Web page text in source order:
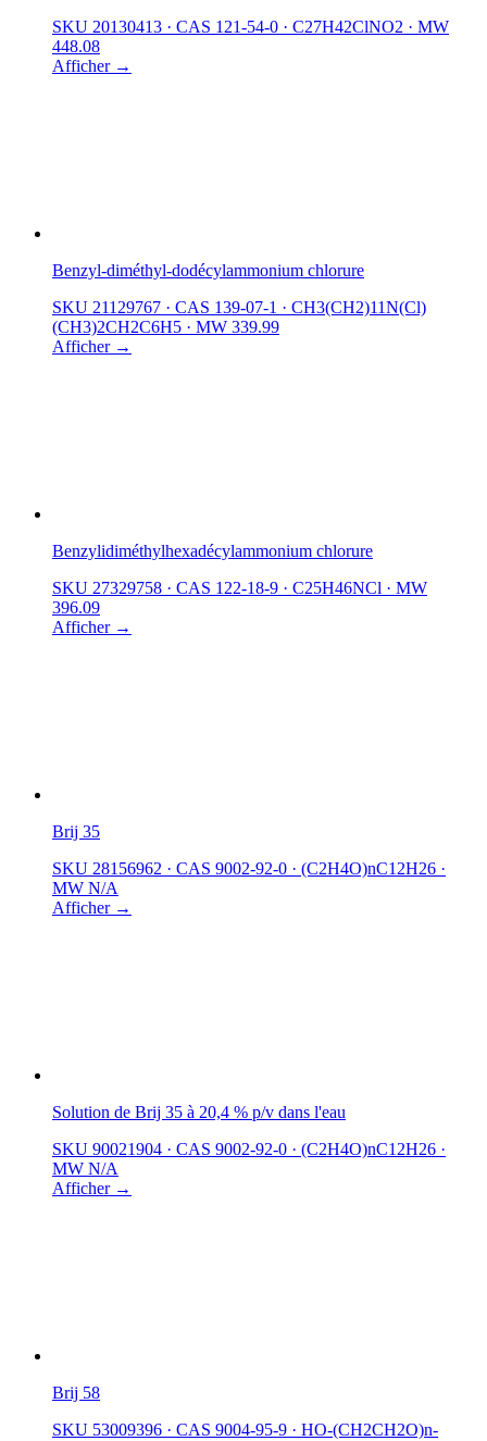
SKU 20130413 · CAS 121-54-0 · C27H42ClNO2 · MW
448.08
Afficher →
Benzyl-diméthyl-dodécylammonium chlorure
SKU 21129767 · CAS 139-07-1 · CH3(CH2)11N(Cl)
(CH3)2CH2C6H5 · MW 339.99
Afficher →
Benzylidiméthylhexadécylammonium chlorure
SKU 27329758 · CAS 122-18-9 · C25H46NCl · MW
396.09
Afficher →
Brij 35
SKU 28156962 · CAS 9002-92-0 · (C2H4O)nC12H26 ·
MW N/A
Afficher →
Solution de Brij 35 à 20,4 % p/v dans l'eau
SKU 90021904 · CAS 9002-92-0 · (C2H4O)nC12H26 ·
MW N/A
Afficher →
Brij 58
SKU 53009396 · CAS 9004-95-9 · HO-(CH2CH2O)n-